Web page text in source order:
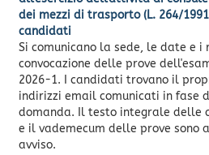
dei mezzi di trasporto (L. 264/
candidati
Si comunicano la sede, le date e
convocazione delle prove
2026-1. I candidati trovano il
indirizzi email comunicati in fase
domanda. Il testo integrale delle
e il vademecum delle prove sono
avviso.